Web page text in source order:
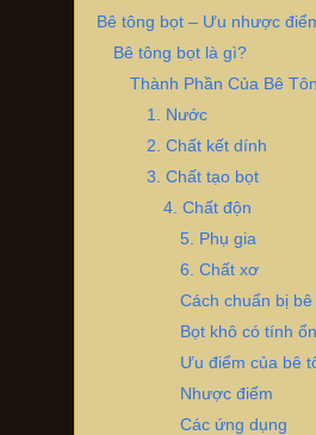
Bê tông bọt – Ưu nhược
Bê tông bọt là gì?
Thành Phần Của Bê
1. Nước
2. Chất kết dính
3. Chất tạo bọt
4. Chất độn
5. Phụ gia
6. Chất xơ
Cách chuẩn bị
Bọt khô có tính
Ưu điểm của bê
Nhược điểm
Các ứng dụng